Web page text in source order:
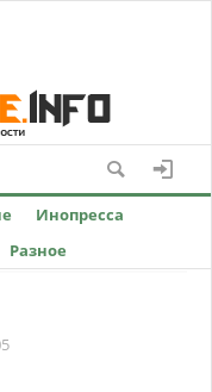
Инопресса
Разное